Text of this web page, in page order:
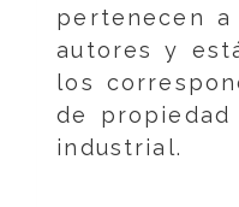
pertenecen a
autores y
los
de
industrial.